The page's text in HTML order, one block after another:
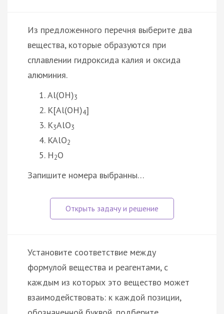
Из предложенного перечня выберите два
вещества, которые образуются при
сплавлении гидроксида калия и оксида
алюминия.
Al(OH)3
K[Al(OH)4]
K3AlO3
KAlO2
H2O
Запишите номера выбранны…
Установите соответствие между
формулой вещества и реагентами, с
каждым из которых это вещество может
взаимодействовать: к каждой позиции,